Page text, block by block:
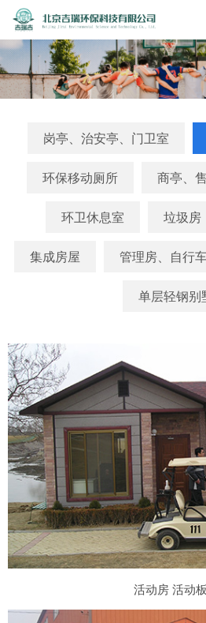
岗亭、治安亭、门卫室
环保移动厕所 商亭、
环卫休息室 垃圾房
集成房屋 管理房、自行
单层轻钢别
活动房 活动